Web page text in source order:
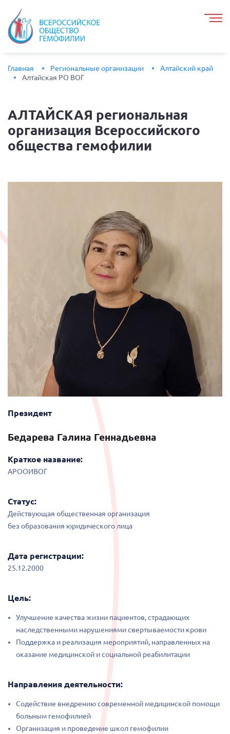
Главная Региональные организации
Алтайский край
Алтайская РО ВОГ
АЛТАЙСКАЯ региональная
организация Всероссийского
общества гемофилии
Краткое название:
АРООИВОГ
Статус:
Действующая общественная организация
без образования юридического лица
Дата регистрации:
25.12.2000
Цель:
Улучшение качества жизни пациентов, страдающих
наследственными нарушениями свертываемости крови
Поддержка и реализация мероприятий, направленных на
оказание медицинской и социальной реабилитации
Направления деятельности:
Содействие внедрению современной медицинской помощи
больным гемофилией
Организация и проведение школ гемофилии
Президент
Бедарева Галина Геннадьевна